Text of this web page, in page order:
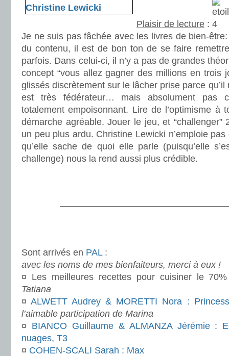
Plaisir de lecture :
Je ne suis pas fâchée avec les livres de bien-
du contenu, il est de bon ton de se faire
parfois. Dans celui-ci, il n’y a pas de grandes
concept “vous allez gagner des millions en trois
glissés discrètement sur le lâcher prise parce qu’il
est très fédérateur… mais absolument pas
totalement empoisonnant. Lire de l’optimisme à
démarche agréable. Jouer le jeu, et “challenger”
un peu plus ardu. Christine Lewicki n’emploie
qu’elle sache de quoi elle parle (puisqu’elle
challenge) nous la rend aussi plus crédible.
Sont arrivés en PAL:
avec les noms de mes bienfaiteurs, merci à eux !
¤ Les meilleures recettes pour cuisiner le
Tatiana
¤ALWETT Audrey & MORETTI Nora :
l’aimable participation de Marina
¤ BIANCO Guillaume & ALMANZA Jérémie :
nuages, T3
¤ COHEN-SCALI Sarah : Max